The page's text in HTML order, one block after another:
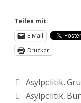
Teilen mit:
E-Mail
Drucken
Asylpolitik,
Asylpolitik,